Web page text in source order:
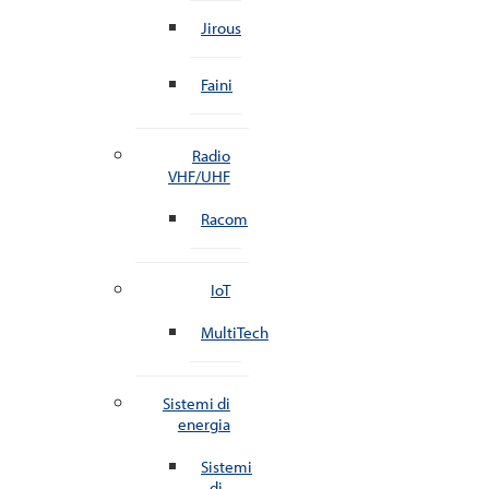
Jirous
Faini
Radio
VHF/UHF
Racom
IoT
MultiTech
Sistemi di
energia
Sistemi